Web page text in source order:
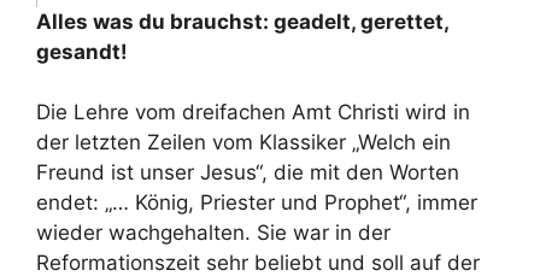
Alles was du brauchst: geadelt, gerettet,
gesandt!
Die Lehre vom dreifachen Amt Christi wird in
der letzten Zeilen vom Klassiker „Welch ein
Freund ist unser Jesus“, die mit den Worten
endet: „… König, Priester und Prophet“, immer
wieder wachgehalten. Sie war in der
Reformationszeit sehr beliebt und soll auf der